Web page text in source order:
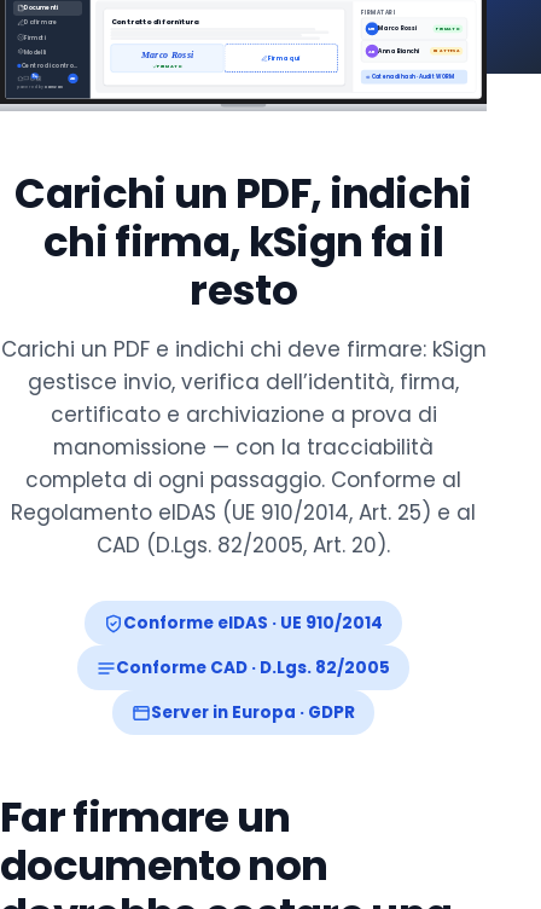
Richiedi una demo
Documenti
Da firmare
Firmati
Modelli
Centro di controllo
9+ AK
powered by Kamzan
Contratto di fornitura
Marco Rossi
FIRMATO
Firma qui
FIRMATARI
MR Marco Rossi FIRMATO
AB Anna Bianchi IN ATTESA
Catena di hash · Audit WORM
Carichi un PDF, indichi
chi firma, kSign fa il
resto
Carichi un PDF e indichi chi deve firmare: kSign
gestisce invio, verifica dell’identità, firma,
certificato e archiviazione a prova di
manomissione — con la tracciabilità
completa di ogni passaggio. Conforme al
Regolamento eIDAS (UE 910/2014, Art. 25) e al
CAD (D.Lgs. 82/2005, Art. 20).
Conforme eIDAS · UE 910/2014
Conforme CAD · D.Lgs. 82/2005
Server in Europa · GDPR
Far firmare un
documento non